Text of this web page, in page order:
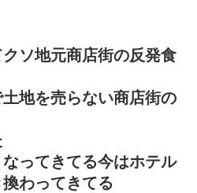
ソ地元商店街の反発食
地を売らない商店街の
ってきてる今はホテル
わってきてる